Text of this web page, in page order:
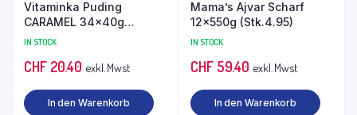
Vitaminka Puding
CARAMEL 34x40g
(Stk.0.60)
IN STOCK
CHF20.40 exkl. Mwst
In den Warenkorb
Mama’s Ajvar Scharf
12x550g (Stk.4.95)
IN STOCK
CHF59.40 exkl. Mwst
In den Warenkorb